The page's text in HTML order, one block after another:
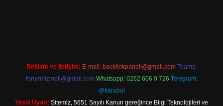
Reklam ve İletişim: E-mail: backlinkpaneli@gmail.com Teams:
forumhizmeti@gmail.com Whatsapp: 0262 606 0 726 Telegram:
@karabul
Yasal Uyarı: Sitemiz, 5651 Sayılı Kanun gereğince Bilgi Teknolojileri ve